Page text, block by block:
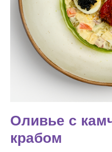
Оливье с
крабом